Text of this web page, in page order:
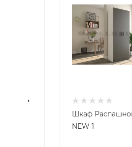
Современный
Цвет
Белый, Серый
Габариты, высота,
210
МДФ
Шкаф
NEW 1